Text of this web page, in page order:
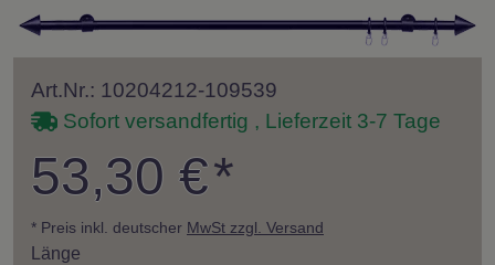
Art.Nr.: 10204212-109539
Sofort versandfertig , Lieferzeit 3-7 Tage
53,30 €*
* Preis inkl. deutscher MwSt zzgl. Versand
Länge